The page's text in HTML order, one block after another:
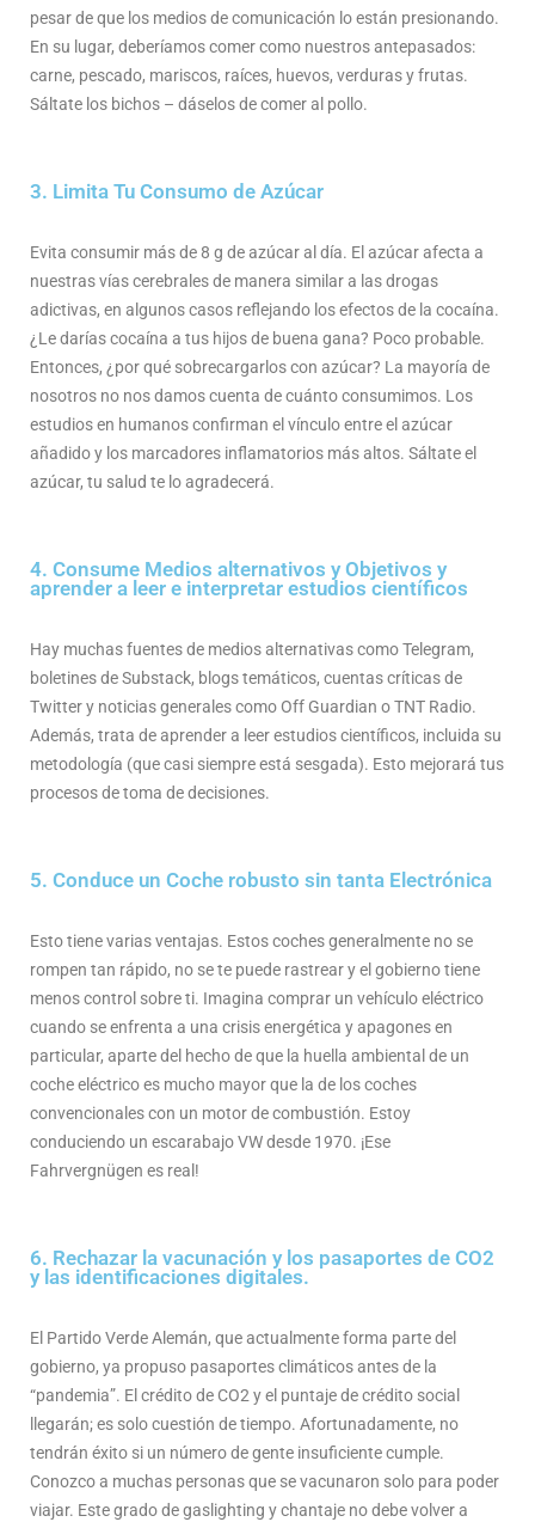
pesar de que los medios de comunicación lo están presionando.
En su lugar, deberíamos comer como nuestros antepasados:
carne, pescado, mariscos, raíces, huevos, verduras y frutas.
Sáltate los bichos – dáselos de comer al pollo.
3. Limita Tu Consumo de Azúcar
Evita consumir más de 8 g de azúcar al día. El azúcar afecta a
nuestras vías cerebrales de manera similar a las drogas
adictivas, en algunos casos reflejando los efectos de la cocaína.
¿Le darías cocaína a tus hijos de buena gana? Poco probable.
Entonces, ¿por qué sobrecargarlos con azúcar? La mayoría de
nosotros no nos damos cuenta de cuánto consumimos. Los
estudios en humanos confirman el vínculo entre el azúcar
añadido y los marcadores inflamatorios más altos. Sáltate el
azúcar, tu salud te lo agradecerá.
4. Consume Medios alternativos y Objetivos y
aprender a leer e interpretar estudios científicos
Hay muchas fuentes de medios alternativas como Telegram,
boletines de Substack, blogs temáticos, cuentas críticas de
Twitter y noticias generales como Off Guardian o TNT Radio.
Además, trata de aprender a leer estudios científicos, incluida su
metodología (que casi siempre está sesgada). Esto mejorará tus
procesos de toma de decisiones.
5. Conduce un Coche robusto sin tanta Electrónica
Esto tiene varias ventajas. Estos coches generalmente no se
rompen tan rápido, no se te puede rastrear y el gobierno tiene
menos control sobre ti. Imagina comprar un vehículo eléctrico
cuando se enfrenta a una crisis energética y apagones en
particular, aparte del hecho de que la huella ambiental de un
coche eléctrico es mucho mayor que la de los coches
convencionales con un motor de combustión. Estoy
conduciendo un escarabajo VW desde 1970. ¡Ese
Fahrvergnügen es real!
6. Rechazar la vacunación y los pasaportes de CO2
y las identificaciones digitales.
El Partido Verde Alemán, que actualmente forma parte del
gobierno, ya propuso pasaportes climáticos antes de la
“pandemia”. El crédito de CO2 y el puntaje de crédito social
llegarán; es solo cuestión de tiempo. Afortunadamente, no
tendrán éxito si un número de gente insuficiente cumple.
Conozco a muchas personas que se vacunaron solo para poder
viajar. Este grado de gaslighting y chantaje no debe volver a